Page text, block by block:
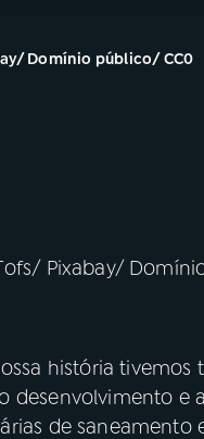
Domínio público/ CC0
Pixabay/
história
desenvolvimento e
de saneamento